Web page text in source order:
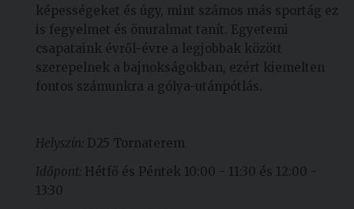
képességeket és úgy, mint számos más sportág ez
is fegyelmet és önuralmat tanít. Egyetemi
csapataink évről-évre a legjobbak között
szerepelnek a bajnokságokban, ezért kiemelten
fontos számunkra a gólya-utánpótlás.
Helyszín: D25 Tornaterem
Időpont: Hétfő és Péntek 10:00 - 11:30 és 12:00 -
13:30